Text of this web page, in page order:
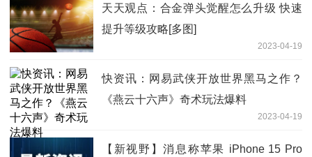
天天观点：合金弹头觉醒怎么升级 快速
提升等级攻略[多图]
2023-04-19
快资讯：网易武侠开放世界黑马之作？
《燕云十六声》奇术玩法爆料
2023-04-19
【新视野】消息称苹果 iPhone 15 Pro